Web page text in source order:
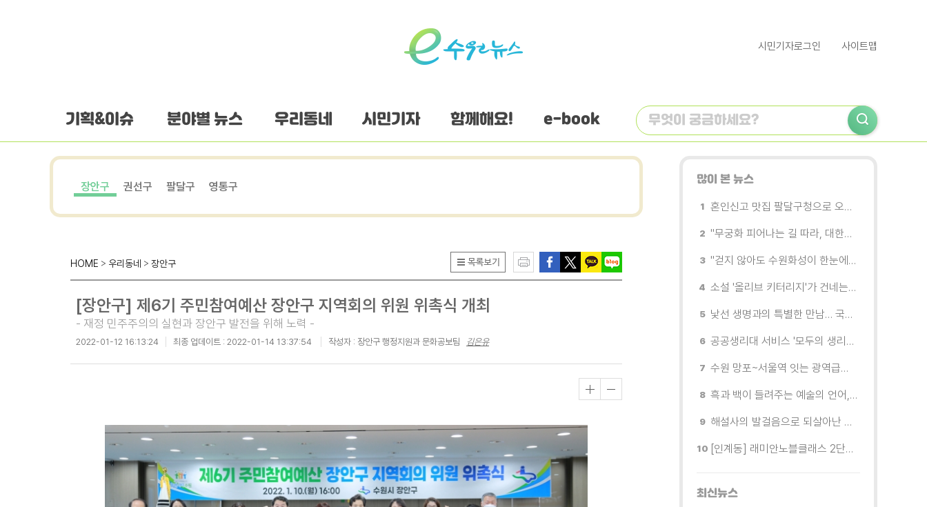
시민기자로그인 사이트맵
기획&이슈 분야별 뉴스 우리동네 시민기자 함께해요! e-book
장안구 권선구 팔달구 영통구
HOME > 우리동네 > 장안구
[장안구] 제6기 주민참여예산 장안구 지역회의 위원 위촉식 개최
- 재정 민주주의의 실현과 장안구 발전을 위해 노력 -
2022-01-12 16:13:24 최종 업데이트 : 2022-01-14 13:37:54 작성자 : 장안구 행정지원과 문화공보팀 김은유
많이 본 뉴스
혼인신고 맛집 팔달구청으로 오세요
"무궁화 피어나는 길 따라, 대한민국을 걷는다"
"걷지 않아도 수원화성이 한눈에"…무장애 관광버스 '수원행차' 타보니
소설 '올리브 키터리지'가 건네는 삶과 연민의 철학
낯선 생명과의 특별한 만남… 국제전 《패트리샤 피치니니: 킨쉽》
공공생리대 서비스 '모두의 생리대' 시범 운영...수원시청·4개 구청 등에 지급기 설치
수원 망포~서울역 잇는 광역급행버스 M5165번, 8월 3일 개통
흑과 백이 들려주는 예술의 언어, 수원시립미술관 소장품전《블랑 블랙 파노라마》
해설사의 발걸음으로 되살아난 수원의 독립운동 역사
[인계동] 래미안노블클래스 2단지 경로당, 무더위 속 독거노인에게 '따뜻한 한 끼' 대접
최신뉴스